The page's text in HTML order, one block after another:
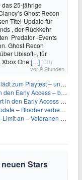
das 25-jährige
Ghost Recon
Titel-Update für
, der Rückkehr
Predator -Events
Ghost Recon
Ubisoft+, für
One […] (00)
vor 9 Stunden
– und erscheint schon bald!
Access – bald gehts los!
ab heute im feudalen Japan
Grafik und Performance
können endlich weiter aufsteigen
Stars